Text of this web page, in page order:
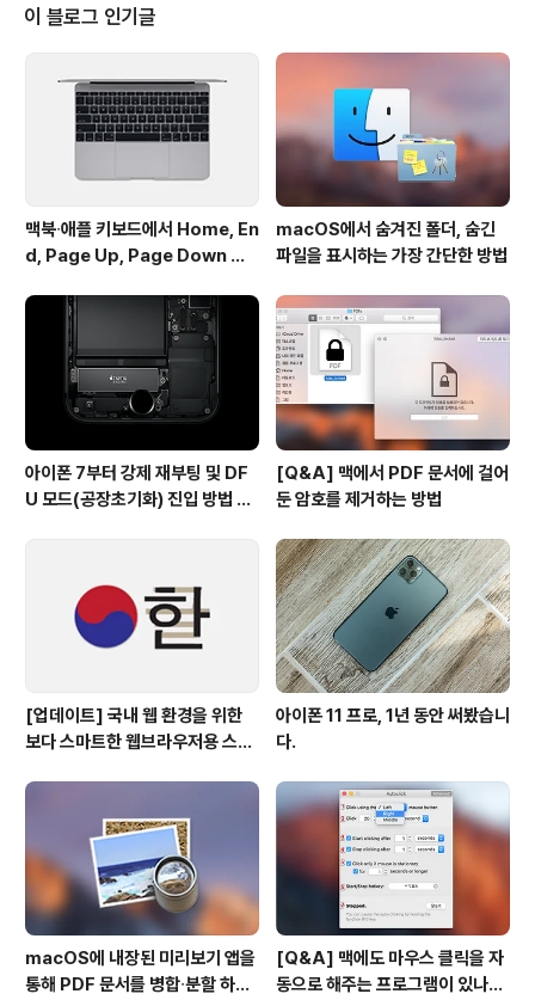
체계 중 하나입니다. 맥 운영체제는 하루에 한번 애플 서버
에 접속해 XProtect에 변경사항이 있는지 확인하고 자동
으로 업데이트를 수행하기 때문에 사용자가 따로 관리를
해 줄 필요는 없습니다. 보안 패치가 완료된 맥 컴퓨터는 오
늘 날짜로 갱신된 XProtect.plist 파일에 'OSX.iWorm.
이 블로그 인기글
맥북∙애플 키보드에서 Home, En
d, Page Up, Page Down 키
macOS에서 숨겨진 폴더, 숨긴
파일을 표시하는 가장 간단한 방법
아이폰 7부터 강제 재부팅 및 DF
U 모드(공장초기화) 진입 방법 변
[Q&A] 맥에서 PDF 문서에 걸어
둔 암호를 제거하는 방법
[업데이트] 국내 웹 환경을 위한
보다 스마트한 웹브라우저용 스타
아이폰 11 프로, 1년 동안 써봤습니
다.
macOS에 내장된 미리보기 앱을
통해 PDF 문서를 병합∙분할 하는
[Q&A] 맥에도 마우스 클릭을 자
동으로 해주는 프로그램이 있나